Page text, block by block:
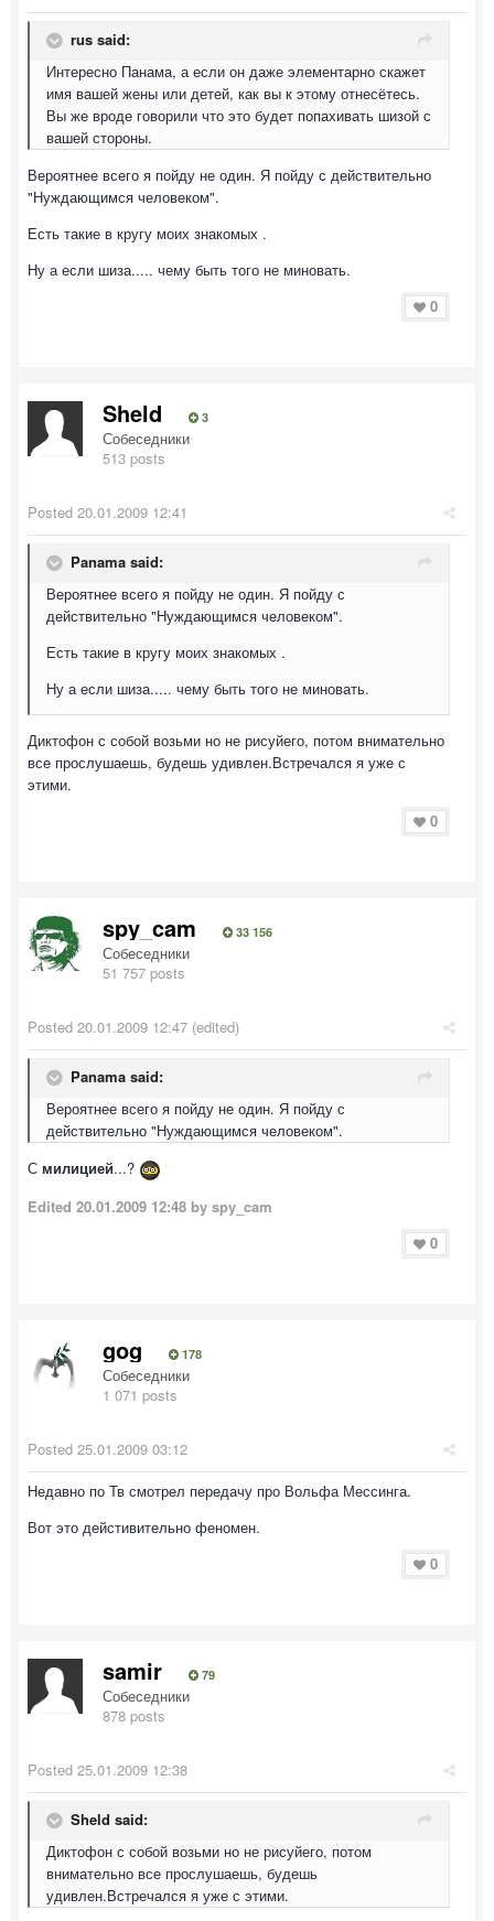
rus said:
Интересно Панама, а если он даже элементарно скажет
имя вашей жены или детей, как вы к этому отнесётесь.
Вы же вроде говорили что это будет попахивать шизой с
вашей стороны.
Вероятнее всего я пойду не один. Я пойду с действительно
"Нуждающимся человеком".
Есть такие в кругу моих знакомых .
Ну а если шиза..... чему быть того не миновать.
0
Sheld 3
Собеседники
513 posts
Posted 20.01.2009 12:41
Panama said:
Вероятнее всего я пойду не один. Я пойду с
действительно "Нуждающимся человеком".
Есть такие в кругу моих знакомых .
Ну а если шиза..... чему быть того не миновать.
Диктофон с собой возьми но не рисуйего, потом внимательно
все прослушаешь, будешь удивлен.Встречался я уже с
этими.
0
spy_cam 33 156
Собеседники
51 757 posts
Posted 20.01.2009 12:47 (edited)
Panama said:
Вероятнее всего я пойду не один. Я пойду с
действительно "Нуждающимся человеком".
С милицией...?
Edited 20.01.2009 12:48 by spy_cam
0
gog 178
Собеседники
1 071 posts
Posted 25.01.2009 03:12
Недавно по Тв смотрел передачу про Вольфа Мессинга.
Вот это дейстивительно феномен.
0
samir 79
Собеседники
878 posts
Posted 25.01.2009 12:38
Sheld said:
Диктофон с собой возьми но не рисуйего, потом
внимательно все прослушаешь, будешь
удивлен.Встречался я уже с этими.